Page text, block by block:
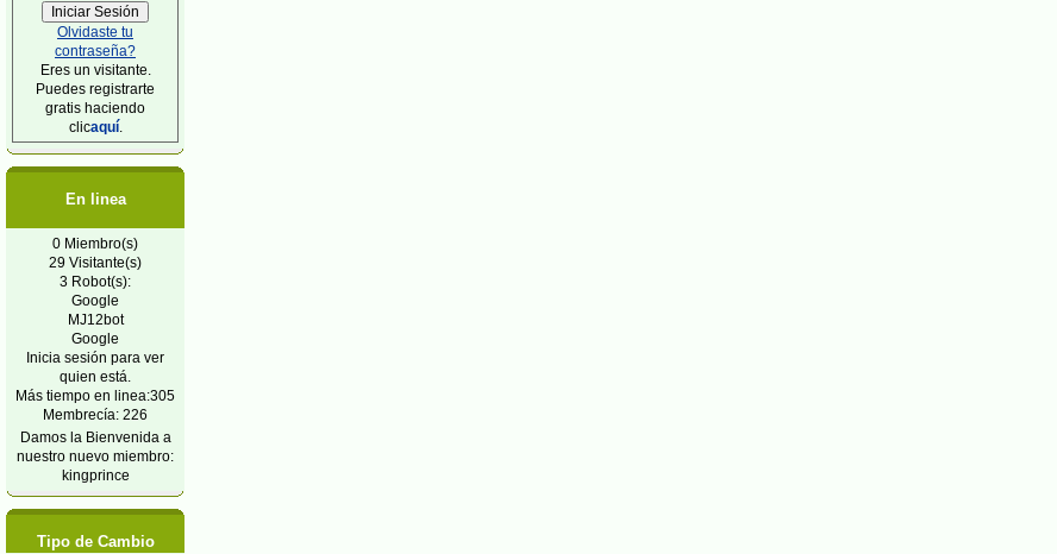
Olvidaste tu
contraseña?
Eres un visitante.
Puedes registrarte
gratis haciendo
clicaquí.
En linea
0 Miembro(s)
29 Visitante(s)
3 Robot(s):
Google
MJ12bot
Google
Inicia sesión para ver
quien está.
Más tiempo en linea:305
Membrecía: 226
Damos la Bienvenida a
nuestro nuevo miembro:
kingprince
Tipo de Cambio